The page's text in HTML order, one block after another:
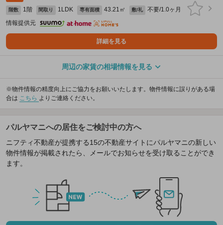
階数 1階 間取り 1LDK 専有面積 43.21㎡ 敷/礼
不要/1.0ヶ月
情報提供元
詳細を見る
周辺の家賃の相場情報を見る
※物件情報の精度向上にご協力をお願いいたします。物件情報に誤りがある場
合は こちら よりご連絡ください。
パルヤマニへの居住をご検討中の方へ
ニフティ不動産が提携する15の不動産サイトにパルヤマニの新しい
物件情報が掲載されたら、メールでお知らせを受け取ることができ
ます。